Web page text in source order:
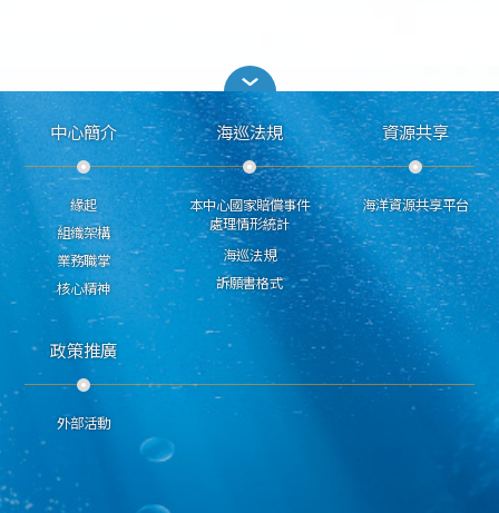
中心簡介
緣起
組織架構
業務職掌
核心精神
海巡法規
本中心國家賠償事件
處理情形統計
海巡法規
訴願書格式
資源共享
海洋資源共享平台
政策推廣
外部活動